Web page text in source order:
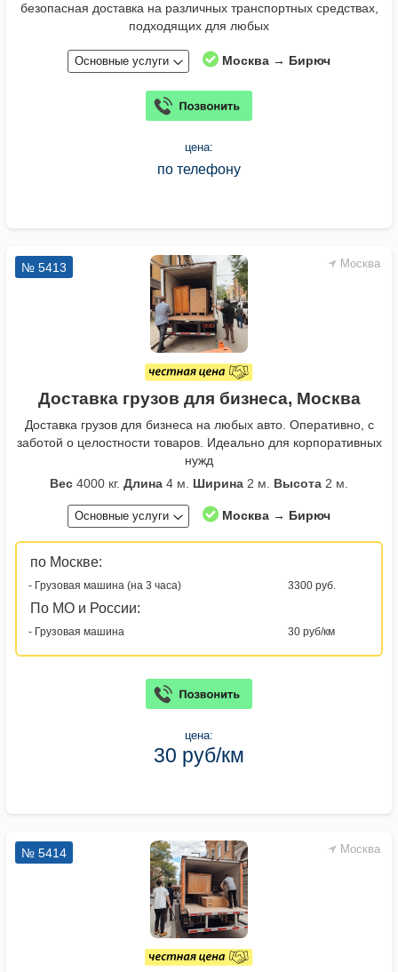
безопасная доставка на различных транспортных средствах,
подходящих для любых
Основные услуги Москва → Бирюч
цена:
по телефону
Москва
№ 5413
Доставка грузов для бизнеса, Москва
Доставка грузов для бизнеса на любых авто. Оперативно, с
заботой о целостности товаров. Идеально для корпоративных
нужд
Вес 4000 кг. Длина 4 м. Ширина 2 м. Высота 2 м.
Основные услуги Москва → Бирюч
по Москве:
- Грузовая машина (на 3 часа) 3300 руб.
По МО и России:
- Грузовая машина 30 руб/км
цена:
30 руб/км
Москва
№ 5414